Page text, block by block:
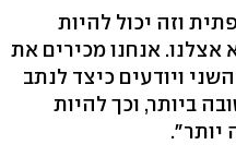
וזה יכול להיות
אנחנו מכירים את
ויודעים כיצד לנתב
ביותר, וכך להיות
יותר".